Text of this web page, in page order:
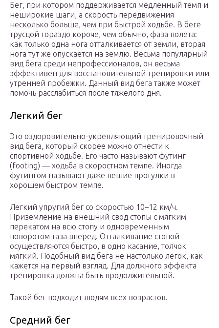
Бег, при котором поддерживается медленный темп и
неширокие шаги, а скорость передвижения
несколько больше, чем при быстрой ходьбе. В беге
трусцой гораздо короче, чем обычно, фаза полёта:
как только одна нога отталкивается от земли, вторая
нога тут же опускается на землю. Весьма популярный
вид бега среди непрофессионалов, он весьма
эффективен для восстановительной тренировки или
утренней пробежки. Данный вид бега также может
помочь расслабиться после тяжелого дня.
Легкий бег
Это оздоровительно-укрепляющий тренировочный
вид бега, который скорее можно отнести к
спортивной ходьбе. Его часто называют футинг
(footing) — ходьба в скоростном темпе. Иногда
футингом называют даже пешие прогулки в
хорошем быстром темпе.
Легкий упругий бег со скоростью 10–12 км/ч.
Приземление на внешний свод стопы с мягким
перекатом на всю стопу и одновременным
поворотом таза вперед. Отталкивание стопой
осуществляются быстро, в одно касание, толчок
мягкий. Подобный вид бега не настолько легок, как
кажется на первый взгляд. Для должного эффекта
тренировка должна быть продолжительной.
Такой бег подходит людям всех возрастов.
Средний бег